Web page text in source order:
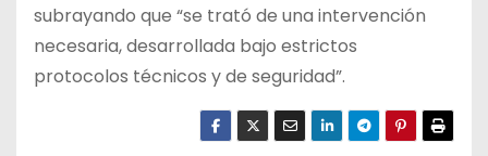
subrayando que “se trató de una intervención
necesaria, desarrollada bajo estrictos
protocolos técnicos y de seguridad”.